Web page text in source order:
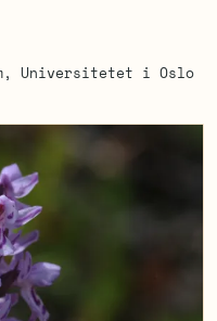
Universitetet i Oslo